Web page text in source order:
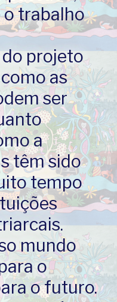
trabalho
projeto
as
ser
a
têm sido
tempo
mundo
o
o futuro.